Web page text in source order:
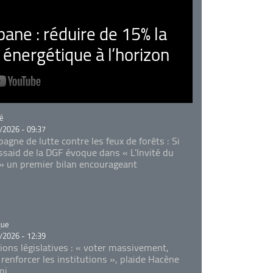
: réduire de 15% la
à l’horizon
- 09:37
de lutte contre les feux de forêts : Si
de la DGF évoque dans « L'Invité du
un premier bilan encourageant
- 12:39
législatives : « voter massivement,
les institutions », plaide Hacène